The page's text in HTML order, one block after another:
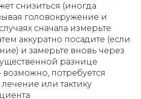
снизиться (иногда
головокружение и
сначала измерьте
аккуратно посадите (если
и замерьте вновь через
разнице
потребуется
или тактику
оставляет
в заключении
причин,
сомнений в
и/или
условий его